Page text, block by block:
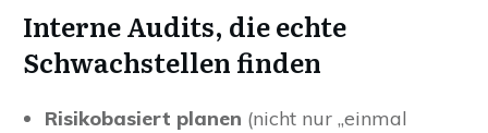
Interne Audits, die echte